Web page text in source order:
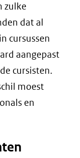
zulke
dat al
cursussen
aangepast
cursisten.
moest
en